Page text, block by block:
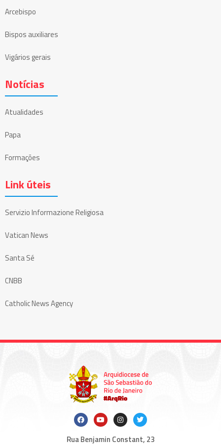
Arcebispo
Bispos auxiliares
Vigários gerais
Notícias
Atualidades
Papa
Formações
Link úteis
Servizio Informazione Religiosa
Vatican News
Santa Sé
CNBB
Catholic News Agency
Rua Benjamin Constant, 23